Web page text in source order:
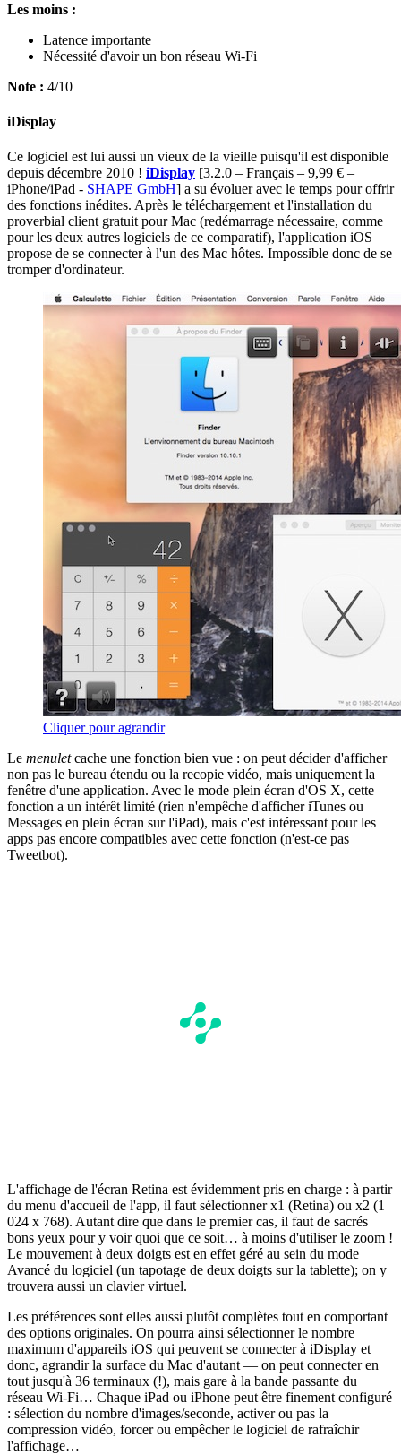
Les moins :
Latence importante
Nécessité d'avoir un bon réseau Wi-Fi
Note : 4/10
iDisplay
Ce logiciel est lui aussi un vieux de la vieille puisqu'il est disponible
depuis décembre 2010 ! iDisplay [3.2.0 – Français – 9,99 € –
iPhone/iPad - SHAPE GmbH] a su évoluer avec le temps pour offrir
des fonctions inédites. Après le téléchargement et l'installation du
proverbial client gratuit pour Mac (redémarrage nécessaire, comme
pour les deux autres logiciels de ce comparatif), l'application iOS
propose de se connecter à l'un des Mac hôtes. Impossible donc de se
tromper d'ordinateur.
Cliquer pour agrandir
Le menuletcache une fonction bien vue : on peut décider d'afficher
non pas le bureau étendu ou la recopie vidéo, mais uniquement la
fenêtre d'une application. Avec le mode plein écran d'OS X, cette
fonction a un intérêt limité (rien n'empêche d'afficher iTunes ou
Messages en plein écran sur l'iPad), mais c'est intéressant pour les
apps pas encore compatibles avec cette fonction (n'est-ce pas
Tweetbot).
L'affichage de l'écran Retina est évidemment pris en charge : à partir
du menu d'accueil de l'app, il faut sélectionner x1 (Retina) ou x2 (1
024 x 768). Autant dire que dans le premier cas, il faut de sacrés
bons yeux pour y voir quoi que ce soit… à moins d'utiliser le zoom !
Le mouvement à deux doigts est en effet géré au sein du mode
Avancé du logiciel (un tapotage de deux doigts sur la tablette); on y
trouvera aussi un clavier virtuel.
Les préférences sont elles aussi plutôt complètes tout en comportant
des options originales. On pourra ainsi sélectionner le nombre
maximum d'appareils iOS qui peuvent se connecter à iDisplay et
donc, agrandir la surface du Mac d'autant — on peut connecter en
tout jusqu'à 36 terminaux (!), mais gare à la bande passante du
réseau Wi-Fi… Chaque iPad ou iPhone peut être finement configuré
: sélection du nombre d'images/seconde, activer ou pas la
compression vidéo, forcer ou empêcher le logiciel de rafraîchir
l'affichage…